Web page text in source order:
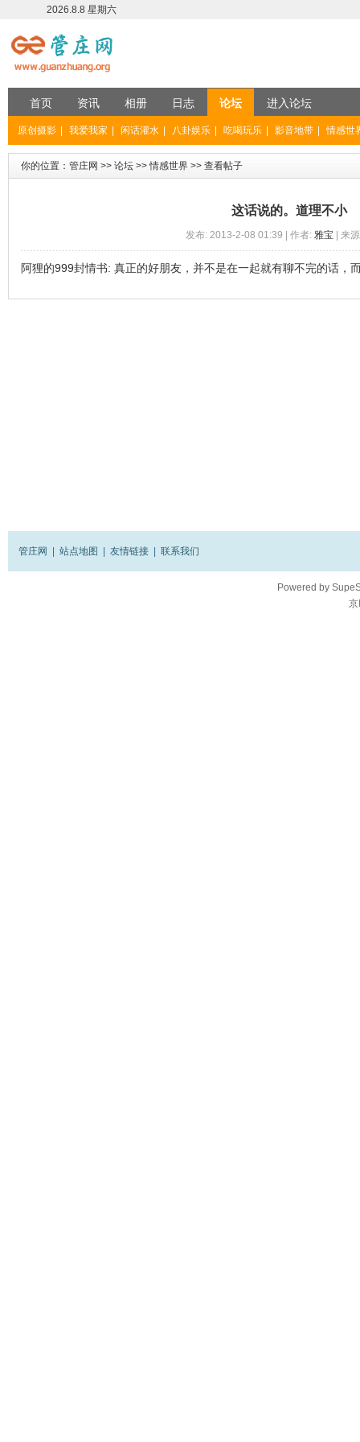
2026.8.8 星期六
首页 资讯 相册 日志 论坛 进入论坛
原创摄影 我爱我家 闲话灌水 八卦娱乐 吃喝玩乐 影音地带 情感世
你的位置： 管庄网 >> 论坛 >>情感世界 >> 查看帖子
这话说的。道理不小
发布: 2013-2-08 01:39 | 作者: 雅宝 | 来
阿狸的999封情书: 真正的好朋友，并不是在一起就有聊不完的话，
管庄网 站点地图 友情链接 联系我们
Powered by